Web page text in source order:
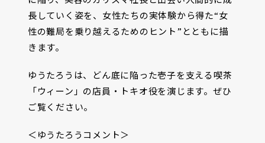
長していく姿を、女性たちの実体験から得た“女
性の難局を乗り越えるためのヒント”とともに描
きます。
ゆうたろうは、どん底に陥った壱子を支える喫茶
「ウィーン」の店員・トキオ役を演じます。ぜひ
ご覧ください。
＜ゆうたろうコメント＞